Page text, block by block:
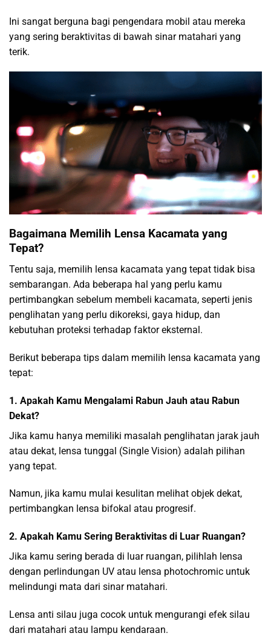
Ini sangat berguna bagi pengendara mobil atau mereka
yang sering beraktivitas di bawah sinar matahari yang
terik.
Bagaimana Memilih Lensa Kacamata yang
Tepat?
Tentu saja, memilih lensa kacamata yang tepat tidak bisa
sembarangan. Ada beberapa hal yang perlu kamu
pertimbangkan sebelum membeli kacamata, seperti jenis
penglihatan yang perlu dikoreksi, gaya hidup, dan
kebutuhan proteksi terhadap faktor eksternal.
Berikut beberapa tips dalam memilih lensa kacamata yang
tepat:
1. Apakah Kamu Mengalami Rabun Jauh atau Rabun
Dekat?
Jika kamu hanya memiliki masalah penglihatan jarak jauh
atau dekat, lensa tunggal (Single Vision) adalah pilihan
yang tepat.
Namun, jika kamu mulai kesulitan melihat objek dekat,
pertimbangkan lensa bifokal atau progresif.
2. Apakah Kamu Sering Beraktivitas di Luar Ruangan?
Jika kamu sering berada di luar ruangan, pilihlah lensa
dengan perlindungan UV atau lensa photochromic untuk
melindungi mata dari sinar matahari.
Lensa anti silau juga cocok untuk mengurangi efek silau
dari matahari atau lampu kendaraan.